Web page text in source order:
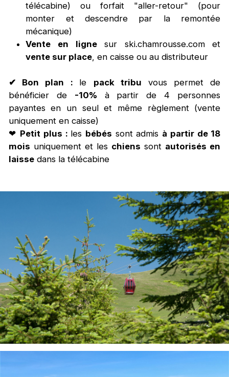
télécabine) ou forfait "aller-retour" (pour
monter et descendre par la remontée
mécanique)
Vente en lignesur ski.chamrousse.com et
vente sur place, en caisse ou au distributeur
✔ Bon plan : le pack tribu vous permet de
bénéficier de -10% à partir de 4 personnes
payantes en un seul et même règlement (vente
uniquement en caisse)
❤ Petit plus : les bébés sont admis à partir de 18
mois uniquement et les chiens sont autorisés en
laissedans la télécabine